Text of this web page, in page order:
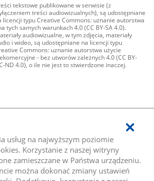
usług na najwyższym poziomie
Korzystanie z naszej witryny
zamieszczane w Państwa urządzeniu.
można dokonać zmiany ustawień
tekstowe publikowane w serwisie (z
treści audiowizualnych), są udostępniane
licencji typu Creative Commons: uznanie autorstwa
tych samych warunkach 4.0 (CC BY-SA 4.0).
audiowizualne, w tym zdjęcia, materiały
i wideo, są udostępniane na licencji typu
Commons: uznanie autorstwa użycie
- bez utworów zależnych 4.0 (CC BY-
ND 4.0), o ile nie jest to stwierdzone inaczej.